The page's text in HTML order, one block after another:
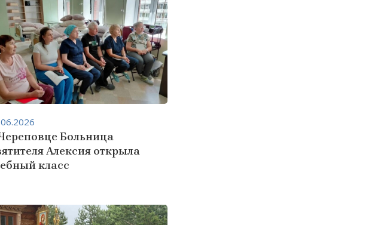
Больница
Алексия открыла
класс